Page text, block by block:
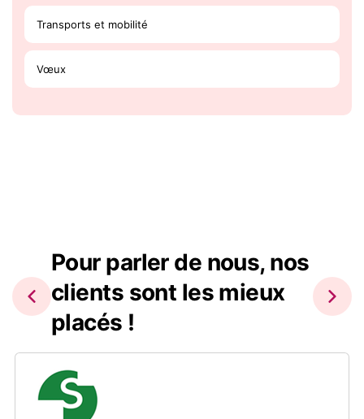
Transports et mobilité
Vœux
Pour parler de nous, nos
clients sont les mieux
placés !